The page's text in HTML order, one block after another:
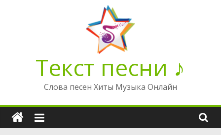
Текст песни ♪
Слова песен Хиты Музыка Онлайн